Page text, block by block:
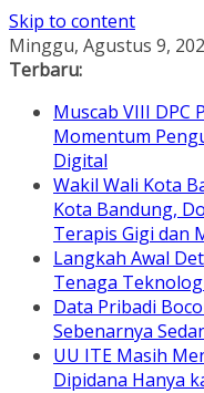
Skip to content
Minggu, Agustus 9,
Terbaru:
Muscab VIII DPC
Momentum
Digital
Wakil Wali Kota
Kota Bandung,
Terapis Gigi dan
Langkah Awal
Tenaga
Data Pribadi
Sebenarnya
UU ITE Masih
Dipidana Hanya